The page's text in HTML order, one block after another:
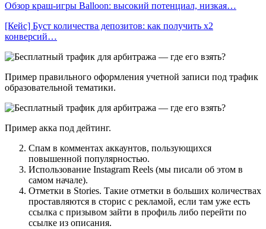
Обзор краш-игры Balloon: высокий потенциал, низкая…
[Кейс] Буст количества депозитов: как получить х2
конверсий…
Пример правильного оформления учетной записи под трафик
образовательной тематики.
Пример акка под дейтинг.
Спам в комментах аккаунтов, пользующихся
повышенной популярностью.
Использование Instagram Reels (мы писали об этом в
самом начале).
Отметки в Stories. Такие отметки в больших количествах
проставляются в сторис с рекламой, если там уже есть
ссылка с призывом зайти в профиль либо перейти по
ссылке из описания.